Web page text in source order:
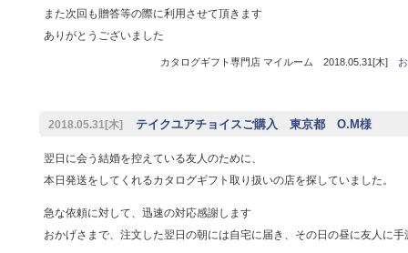
また次回も贈答等の際に利用させて頂きます
ありがとうございました
カタログギフト専門店 マイルーム 2018.05.31[木]
2018.05.31[木] テイクユアチョイスご購入 東京都 O.M様
翌日に会う結婚を控えている友人のために、
本日発送をしてくれるカタログギフト取り扱いの店を探していました。
急な依頼に対して、迅速の対応感謝します
おかげさまで、注文した翌日の朝には自宅に届き、その日の昼に友人に